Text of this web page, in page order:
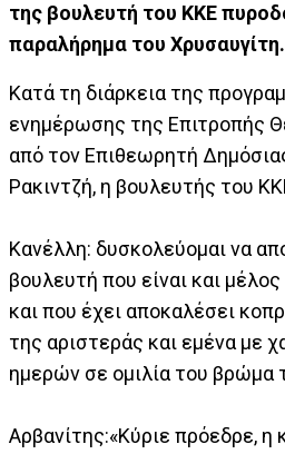
της βουλευτή του ΚΚΕ
παραλήρημα του Χρυσαυγίτη.
Κατά τη διάρκεια της
ενημέρωσης της Επιτροπής
από τον Επιθεωρητή
Ρακιντζή, η βουλευτής του
Κανέλλη: δυσκολεύομαι να
βουλευτή που είναι και
και που έχει αποκαλέσει
της αριστεράς και εμένα με
ημερών σε ομιλία του βρώμα
Αρβανίτης:«Κύριε πρόεδρε, η